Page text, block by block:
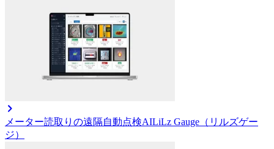
メーター読取りの遠隔自動点検AILiLz Gauge（リルズゲー
ジ）